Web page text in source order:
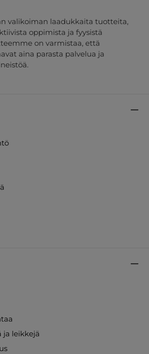
valikoiman laadukkaita tuotteita,
oppimista ja fyysistä
on varmistaa, että
aina parasta palvelua ja
ja leikkejä